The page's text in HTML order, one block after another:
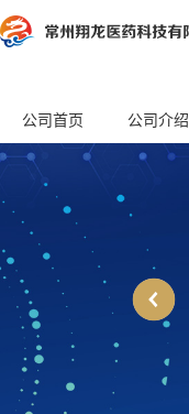
公司首页 公司介绍